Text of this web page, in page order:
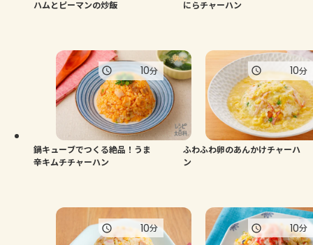
ハムとピーマンの炒飯 にらチャーハン
鍋キューブでつくる絶品！うま
辛キムチチャーハン
10分
ふわふわ卵のあんかけチャーハ
ン
10分
10分 10分